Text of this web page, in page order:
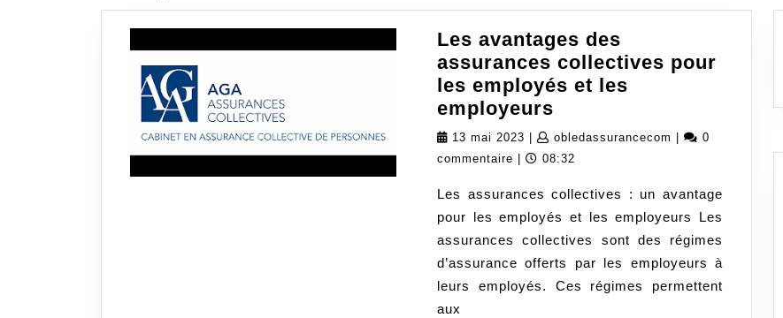
Les avantages des
assurances collectives pour
les employés et les
employeurs
avantages
des
collectives
pour
les
employés
et
13 mai 2023 13
mai
obledassurancecom obledassurancecom
0
commentaire
08:32
Les assurances collectives : un avantage
pour les employés et les employeurs Les
assurances collectives sont des régimes
d’assurance offerts par les employeurs à
leurs employés. Ces régimes permettent
aux